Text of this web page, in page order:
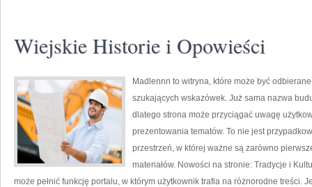
Wiejskie Historie i Opowieści
Madlennn to witryna, które może być
szukających wskazówek. Już sama nazwa
dlatego strona może przyciągać uwagę
prezentowania tematów. To nie jest
przestrzeń, w której ważne są zarówno
materiałów. Nowości na stronie: Tradycje i
może pełnić funkcję portalu, w którym użytkownik trafia na różnorodne treści.